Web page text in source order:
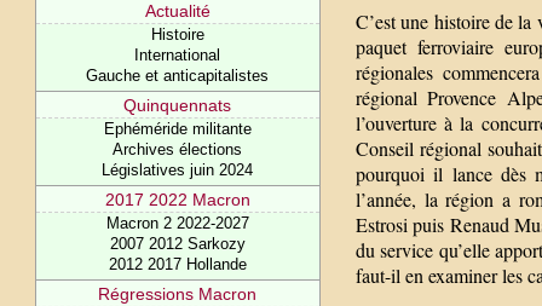
Actualité
Histoire
International
Gauche et anticapitalistes
Quinquennats
Ephéméride militante
Archives élections
Législatives juin 2024
2017 2022 Macron
Macron 2 2022-2027
2007 2012 Sarkozy
2012 2017 Hollande
Régressions Macron
C’est une histoire de
paquet ferroviaire
régionales
régional Provence
l’ouverture à la
Conseil régional
pourquoi il lance dès
l’année, la région a
Estrosi puis Renaud
du service qu’elle
faut-il en examiner les